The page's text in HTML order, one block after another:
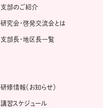
支部のご紹介
研究会・啓発交流会とは
支部長・地区長一覧
研修情報（お知らせ）
講習スケジュール